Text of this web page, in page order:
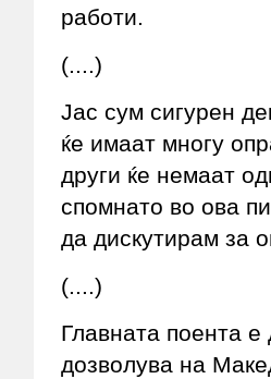
работи.
(....)
Јас сум сигурен
ќе имаат многу
други ќе немаат
спомнато во ова
да дискутирам за
(....)
Главната поента
дозволува на